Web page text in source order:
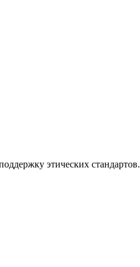
этических стандартов.